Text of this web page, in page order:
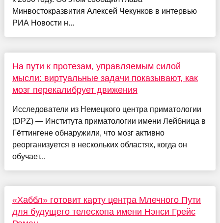
Минвостокразвития Алексей Чекунков в интервью
РИА Новости н...
На пути к протезам, управляемым силой
мысли: виртуальные задачи показывают, как
мозг перекалибрует движения
Исследователи из Немецкого центра приматологии
(DPZ) — Института приматологии имени Лейбница в
Гёттингене обнаружили, что мозг активно
реорганизуется в нескольких областях, когда он
обучает...
«Хаббл» готовит карту центра Млечного Пути
для будущего телескопа имени Нэнси Грейс